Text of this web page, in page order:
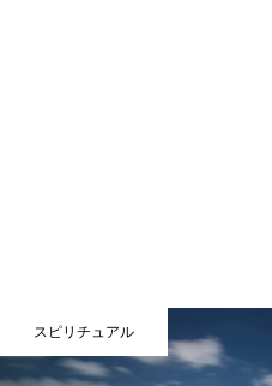
スピリチュアル